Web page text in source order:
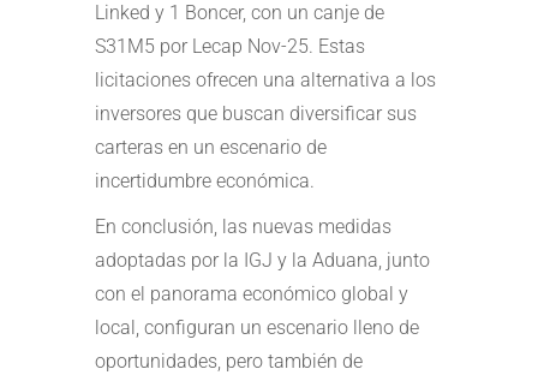
Linked y 1 Boncer, con un canje de
S31M5 por Lecap Nov-25. Estas
licitaciones ofrecen una alternativa a los
inversores que buscan diversificar sus
carteras en un escenario de
incertidumbre económica.
En conclusión, las nuevas medidas
adoptadas por la IGJ y la Aduana, junto
con el panorama económico global y
local, configuran un escenario lleno de
oportunidades, pero también de